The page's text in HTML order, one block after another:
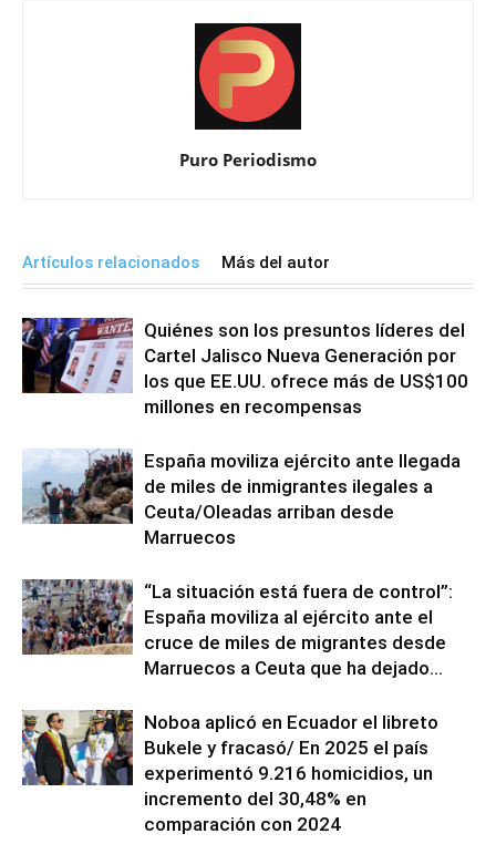
Puro Periodismo
Artículos relacionados Más del autor
Quiénes son los presuntos líderes del
Cartel Jalisco Nueva Generación por
los que EE.UU. ofrece más de US$100
millones en recompensas
España moviliza ejército ante llegada
de miles de inmigrantes ilegales a
Ceuta/Oleadas arriban desde
Marruecos
“La situación está fuera de control”:
España moviliza al ejército ante el
cruce de miles de migrantes desde
Marruecos a Ceuta que ha dejado...
Noboa aplicó en Ecuador el libreto
Bukele y fracasó/ En 2025 el país
experimentó 9.216 homicidios, un
incremento del 30,48% en
comparación con 2024